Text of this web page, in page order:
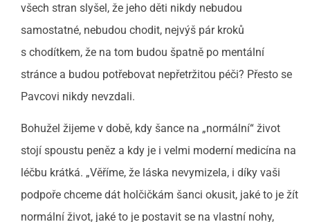
všech stran slyšel, že jeho děti nikdy nebudou
samostatné, nebudou chodit, nejvýš pár kroků
s chodítkem, že na tom budou špatně po mentální
stránce a budou potřebovat nepřetržitou péči? Přesto se
Pavcovi nikdy nevzdali.
Bohužel žijeme v době, kdy šance na „normální“ život
stojí spoustu peněz a kdy je i velmi moderní medicína na
léčbu krátká. „Věříme, že láska nevymizela, i díky vaši
podpoře chceme dát holčičkám šanci okusit, jaké to je žít
normální život, jaké to je postavit se na vlastní nohy,